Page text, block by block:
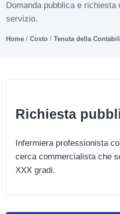
Domanda pubblica e
servizio.
Home / Costo / Tenuta della
Richiesta
Infermiera professionista
cerca commercialista che
XXX gradi.